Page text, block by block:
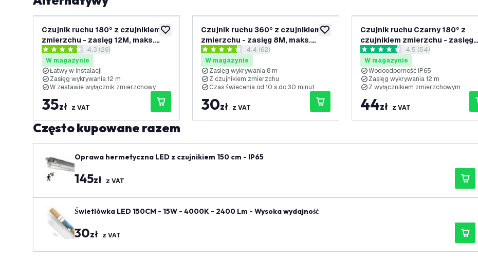
dodaj do listy życzeń
Czujnik ruchu 180° z czujnikiem
zmierzchu - zasięg 12M, maks.
400W - IP44 - Czarny
otwórz panel recenzji
4.3 Gwiazdki oceny
4.3 (26)
W magazynie
Łatwy w instalacji
Zasięg wykrywania 12 m
W zestawie wyłącznik zmierzchowy
35zł z VAT
dodaj do listy życzeń
Czujnik ruchu 360° z czujnikiem
zmierzchu - zasięg 8M, maks.
400W - IP20 - Białyotwórz panel recenzji
4.4 Gwiazdki oceny
4.4 (62)
W magazynie
Zasięg wykrywania 8 m
Z czujnikiem zmierzchu
Czas świecenia od 10 s do 30 minut
30zł z VAT
Czujnik ruchu Czarny 180° z
czujnikiem zmierzchu - zasięg
12M, maks. 600W - IP65 - Czarny
otwórz panel recenzji
4.5 Gwiazdki oceny
4.5 (54)
W magazynie
Wodoodporność IP65
Zasięg wykrywania 12 m
Z wyłącznikiem zmierzchowym
44zł z VAT
Często kupowane razem
Oprawa hermetyczna LED z czujnikiem 150 cm - IP65
145zł z VAT
Świetlówka LED 150CM - 15W - 4000K - 2400 Lm - Wysoka wydajność
30zł z VAT